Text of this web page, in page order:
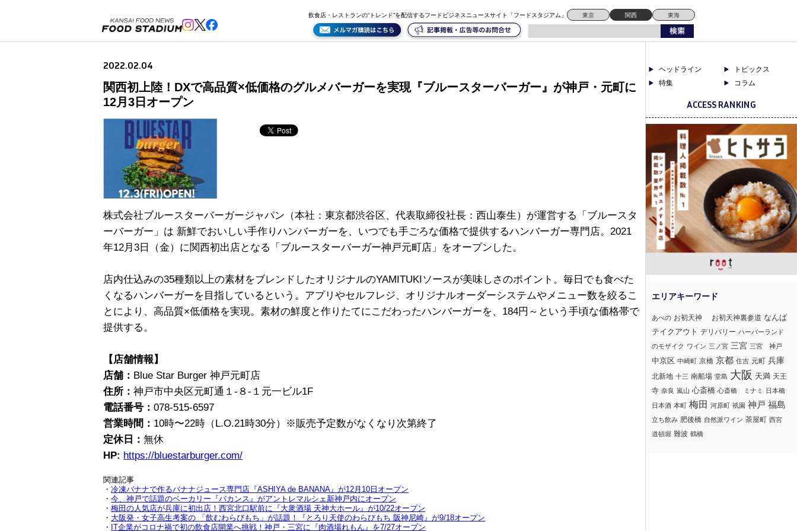
飲食店・レストランの“トレンド”を配信するフードビジネスニュースサイト「フードスタジアム」 東京 関西 東海
2022.02.04
関西初上陸！DXで高品質×低価格のグルメバーガーを実現『ブルースターバーガー』が神戸・元町に
12月3日オープン
株式会社ブルースターバーガージャパン（本社：東京都渋谷区、代表取締役社長：西山泰生）が運営する「ブルースタ
ーバーガー」は 新鮮でおいしい手作りハンバーガーを、いつでも手ごろな価格で提供するハンバーガー専門店。2021
年12月3日（金）に関西初出店となる「ブルースターバーガー神戸元町店」をオープンした。
店内仕込みの35種類以上の素材をブレンドしたオリジナルのYAMITUKIソースが美味しさのポイント。毎日でも食べた
くなるハンバーガーを目指しているという。アプリやセルフレジ、オリジナルオーダーシステムやメニュー数を絞るこ
とにより、高品質×低価格を実現。素材の鮮度と作りたてにこだわったハンバーガーを、184円～という手頃な価格帯で
提供する。
【店舗情報】
店舗： Blue Star Burger 神戸元町店
住所：神戸市中央区元町通１-８-１元一ビル1F
電話番号：078-515-6597
営業時間： 10時〜22時（L.O.21時30分）※販売予定数がなくなり次第終了
定休日：無休
HP: https://bluestarburger.com/
関連記事
・冷凍バナナで作るバナナジュース専門店『ASHIYA de BANANA』が12月10日オープン
・今、神戸で話題のベーカリー『バカンス』がアントレマルシェ新神戸内にオープン
・梅田の人気店が兵庫に初出店！西宮北口駅前に『大衆酒場 天神大ホール』が10/22オープン
・ 大阪発・女子高生考案の 「飲むわらびもち」が話題！『とろり天使のわらびもち 阪神尼崎』が9/18オープン
・ IT企業がコロナ禍で初の飲食店開業へ挑戦！神戸・三宮に『肉酒場れもん』を7/27オープン
ヘッドライン
トピックス
特集
コラム
ACCESS RANKING
あべの お初天神 お初天神裏参道 なんば
テイクアウト デリバリー ハーバーランド
のモザイク ワイン 三ノ宮 三宮 三宮 神戸
中京区 中崎町 京橋 京都 住吉 元町 兵庫
北新地 十三 南船場 堂島 大阪 天満 天王
寺 奈良 嵐山 心斎橋 心斎橋 ミナミ 日本橋
日本酒 本町 梅田 河原町 祇園 神戸 福島
立ち飲み 肥後橋 自然派ワイン 茶屋町 西宮
道頓堀 難波 鶴橋